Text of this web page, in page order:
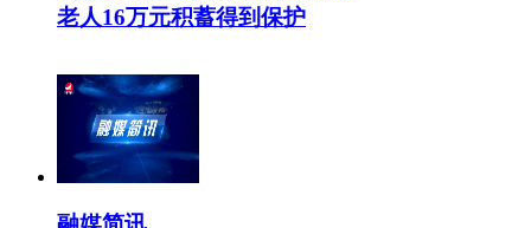
老人16万元积蓄得到保护